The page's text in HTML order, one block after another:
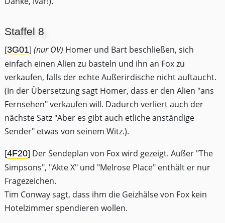
Staffel 8
[3G01] (nur OV) Homer und Bart beschließen, sich
einfach einen Alien zu basteln und ihn an Fox zu
verkaufen, falls der echte Außerirdische nicht auftaucht.
(In der Übersetzung sagt Homer, dass er den Alien "ans
Fernsehen" verkaufen will. Dadurch verliert auch der
nächste Satz "Aber es gibt auch etliche anständige
Sender" etwas von seinem Witz.).
[4F20] Der Sendeplan von Fox wird gezeigt. Außer "The
Simpsons", "Akte X" und "Melrose Place" enthält er nur
Fragezeichen.
Tim Conway sagt, dass ihm die Geizhälse von Fox kein
Hotelzimmer spendieren wollen.